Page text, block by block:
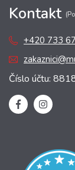
Kontakt
+420 733
Číslo účtu: